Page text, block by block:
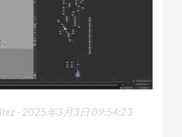
- 2025年3月3日 09:54:23